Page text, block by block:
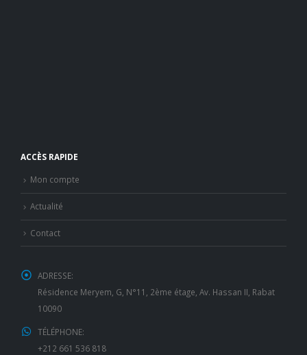
ACCÈS RAPIDE
Mon compte
Actualité
Contact
ADRESSE:
Résidence Meryem, G, N°11, 2ème étage, Av. Hassan II, Rabat
10090
TÉLÉPHONE:
+212 661 536 818